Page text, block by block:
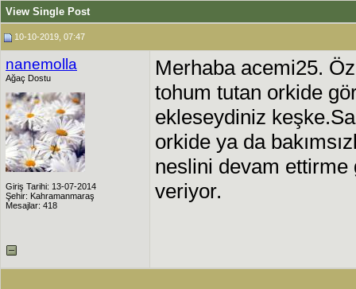
View Single Post
10-10-2019, 07:47
nanemolla
Ağaç Dostu
Giriş Tarihi: 13-07-2014
Şehir: Kahramanmaraş
Mesajlar: 418
Merhaba acemi25.
tohum tutan orkide
ekleseydiniz
orkide ya da
neslini devam
veriyor.